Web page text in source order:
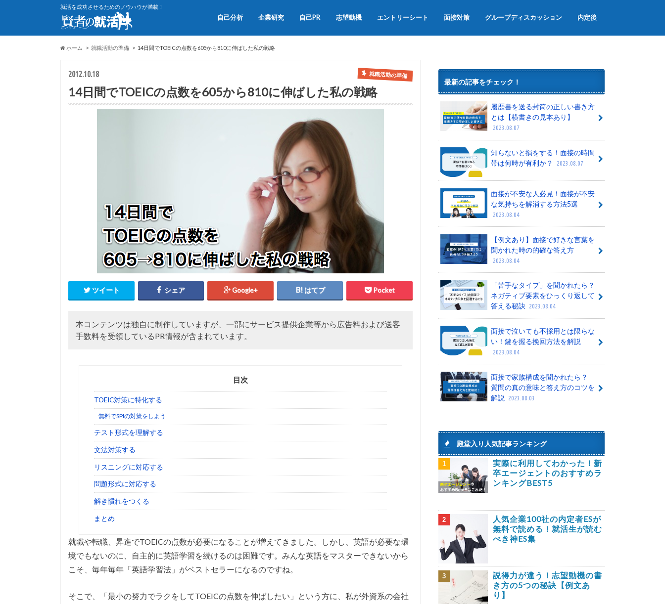
就活を成功させるためのノウハウが満載！
自己分析 企業研究
会社説明会
OB訪問
自己PR
自己PRの書き方
自己PRの例文集
志望動機
志望動機の書き方
志望動機の例文
エントリーシート 面接対策
面接のマナー
面接でよく聞かれる質問
グループディスカッション
グループワーク
内定後
内定辞退
内定者懇親会
内定式
ホーム 就職活動の準備 14日間でTOEICの点数を605から810に伸ばした私の戦略
2012.10.18 就職活動の準備
14日間でTOEICの点数を605から810に伸ばした私の戦略
ツイート シェア Google+ はてブ Pocket
本コンテンツは独自に制作していますが、一部にサービス提供企業等から広告料および送客
手数料を受領しているPR情報が含まれています。
目次
TOEIC対策に特化する
無料でSPIの対策をしよう
テスト形式を理解する
文法対策する
リスニングに対応する
問題形式に対応する
解き慣れをつくる
まとめ
就職や転職、昇進でTOEICの点数が必要になることが増えてきました。しかし、英語が必要な環
境でもないのに、自主的に英語学習を続けるのは困難です。みんな英語をマスターできないから
こそ、毎年毎年「英語学習法」がベストセラーになるのですね。
そこで、「最小の努力でラクをしてTOEICの点数を伸ばしたい」という方に、私が外資系の会社
最新の記事をチェック！
履歴書を送る封筒の正しい書き方
とは【横書きの見本あり】
2023.08.07
知らないと損をする！面接の時間
帯は何時が有利か？
2023.08.07
面接が不安な人必見！面接が不安
な気持ちを解消する方法5選
2023.08.04
【例文あり】面接で好きな言葉を
聞かれた時の的確な答え方
2023.08.04
「苦手なタイプ」を聞かれたら？
ネガティブ要素をひっくり返して
答える秘訣 2023.08.04
面接で泣いても不採用とは限らな
い！鍵を握る挽回方法を解説
2023.08.04
面接で家族構成を聞かれたら？
質問の真の意味と答え方のコツを
解説
2023.08.03
殿堂入り人気記事ランキング
1
実際に利用してわかった！新
卒エージェントのおすすめラ
ンキングBEST5
2
人気企業100社の内定者ESが
無料で読める！就活生が読む
べき神ES集
3
説得力が違う！志望動機の書
き方の5つの秘訣【例文あ
り】